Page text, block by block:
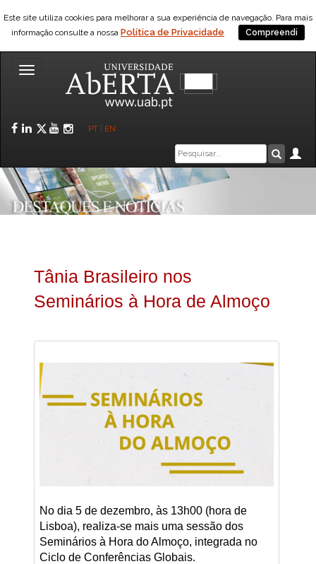
Este site utiliza cookies para melhorar a sua experiência de navegação. Para mais
informação consulte a nossa Política de Privacidade Compreendi
Toggle
Facebook
LinkedIn
Twitter
YouTube
Instagram
PT EN
Caixa
de
pesquisa
Tânia Brasileiro nos
Seminários à Hora de Almoço
No dia 5 de dezembro, às 13h00 (hora de
Lisboa), realiza-se mais uma sessão dos
Seminários à Hora do Almoço, integrada no
Ciclo de Conferências Globais.